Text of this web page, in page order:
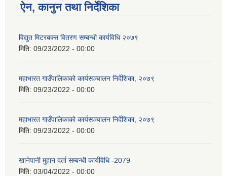
ऐन, कानुन तथा निर्देशिका
विद्युत मिटरबक्स वितरण सम्बन्धी कार्यविधि २०७९
मिति: 09/23/2022 - 00:00
महाभारत गाउँपालिकाको कार्यसञ्‍चालन निर्देशिका, २०७९
मिति: 09/23/2022 - 00:00
महाभारत गाउँपालिकाको कार्यसञ्‍चालन निर्देशिका, २०७९
मिति: 09/23/2022 - 00:00
खानेपानी मुहान दर्ता सम्बन्धी कार्यविधि -2079
मिति: 03/04/2022 - 00:00